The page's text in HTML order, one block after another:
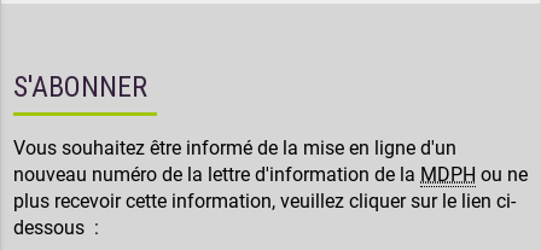
S'ABONNER
Vous souhaitez être informé de la mise en ligne d'un
nouveau numéro de la lettre d'information de la MDPH ou ne
plus recevoir cette information, veuillez cliquer sur le lien ci-
dessous :